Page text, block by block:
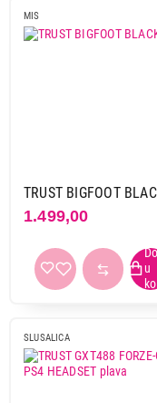
MIS
TRUST BIGFOOT
1.499,00
SLUSALICA